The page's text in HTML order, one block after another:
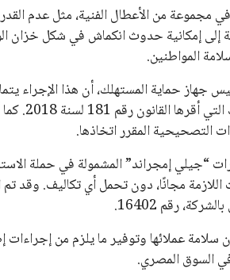
من الأعطال الفنية، مثل عدم
إلى إمكانية حدوث انكماش في شكل خزان
المواطنين.
جهاز حماية المستهلك، أن هذا الإجراء
الجهاز،
التصحيحية المقرر اتخاذها.
“جيلي إمجراند” المشمولة في حملة
مجانًا، دون تحمل أي تكاليف. وقد تم
رقم 16402.
عملائها وتوفير ما يلزم من إجراءات
السوق المصري.